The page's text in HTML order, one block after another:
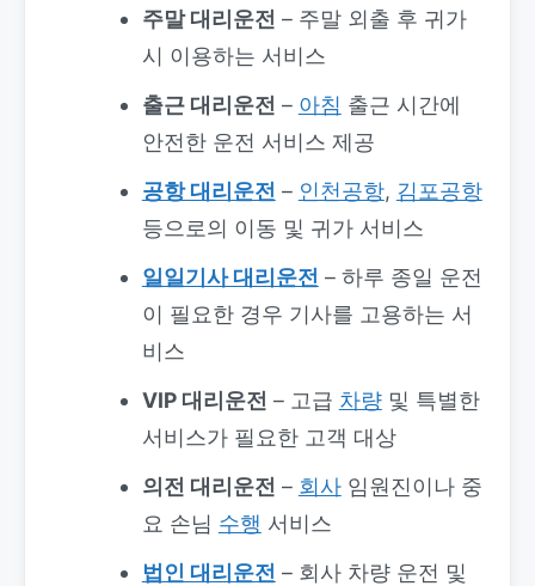
주말 대리운전 – 주말 외출 후 귀가
시 이용하는 서비스
출근 대리운전 – 아침 출근 시간에
안전한 운전 서비스 제공
공항 대리운전 – 인천공항, 김포공항
등으로의 이동 및 귀가 서비스
일일기사 대리운전 – 하루 종일 운전
이 필요한 경우 기사를 고용하는 서
비스
VIP 대리운전 – 고급 차량및 특별한
서비스가 필요한 고객 대상
의전 대리운전 – 회사임원진이나 중
요 손님 수행 서비스
법인 대리운전 – 회사 차량 운전 및